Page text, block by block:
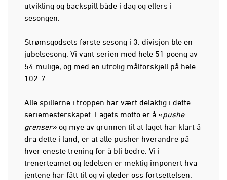
utvikling og backspill både i dag og ellers i
sesongen.
Strømsgodsets første sesong i 3. divisjon ble en
jubelsesong. Vi vant serien med hele 51 poeng av
54 mulige, og med en utrolig målforskjell på hele
102-7.
Alle spillerne i troppen har vært delaktig i dette
seriemesterskapet. Lagets motto er å «pushe
grenser» og mye av grunnen til at laget har klart å
dra dette i land, er at alle pusher hverandre på
hver eneste trening for å bli bedre. Vi i
trenerteamet og ledelsen er mektig imponert hva
jentene har fått til og vi gleder oss fortsettelsen.